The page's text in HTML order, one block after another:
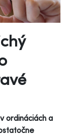
ordináciách a